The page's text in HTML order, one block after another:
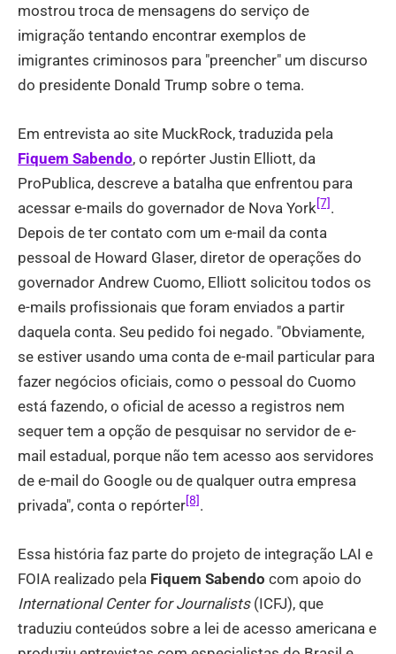
mostrou troca de mensagens do serviço de
imigração tentando encontrar exemplos de
imigrantes criminosos para "preencher" um discurso
do presidente Donald Trump sobre o tema.
Em entrevista ao site MuckRock, traduzida pela
Fiquem Sabendo, o repórter Justin Elliott, da
ProPublica, descreve a batalha que enfrentou para
acessar e-mails do governador de Nova York[7].
Depois de ter contato com um e-mail da conta
pessoal de Howard Glaser, diretor de operações do
governador Andrew Cuomo, Elliott solicitou todos os
e-mails profissionais que foram enviados a partir
daquela conta. Seu pedido foi negado. "Obviamente,
se estiver usando uma conta de e-mail particular para
fazer negócios oficiais, como o pessoal do Cuomo
está fazendo, o oficial de acesso a registros nem
sequer tem a opção de pesquisar no servidor de e-
mail estadual, porque não tem acesso aos servidores
de e-mail do Google ou de qualquer outra empresa
privada", conta o repórter[8].
Essa história faz parte do projeto de integração LAI e
FOIA realizado pela Fiquem Sabendo com apoio do
International Center for Journalists(ICFJ), que
traduziu conteúdos sobre a lei de acesso americana e